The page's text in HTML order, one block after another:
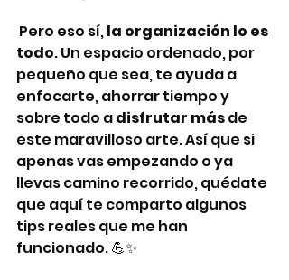
Pero eso sí, la organización lo es
todo. Un espacio ordenado, por
pequeño que sea, te ayuda a
enfocarte, ahorrar tiempo y
sobre todo a disfrutar más de
este maravilloso arte. Así que si
apenas vas empezando o ya
llevas camino recorrido, quédate
que aquí te comparto algunos
tips reales que me han
funcionado. 💪✨